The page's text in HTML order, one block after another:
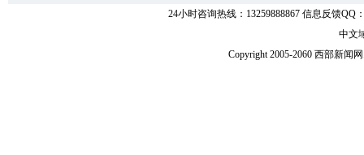
24小时咨询热线：13259888867 信息反馈QQ
中文
Copyright 2005-2060 西部新闻